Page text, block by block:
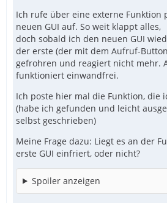
Ich rufe über eine externe Funktion
neuen GUI auf. So weit klappt alles,
doch sobald ich den neuen GUI
der erste (der mit dem Aufruf-
gefrohren und reagiert nicht mehr.
funktioniert einwandfrei.
Ich poste hier mal die Funktion, die
(habe ich gefunden und leicht
selbst geschrieben)
Meine Frage dazu: Liegt es an der
erste GUI einfriert, oder nicht?
Spoiler anzeigen